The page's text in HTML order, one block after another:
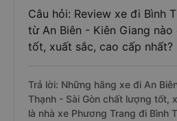
Câu hỏi: Review xe đi Bình
từ An Biên - Kiên Giang
tốt, xuất sắc, cao cấp nhất?
Trả lời: Những hãng xe đi An
Thạnh - Sài Gòn chất lượng tốt,
là nhà xe Phương Trang đi Bình